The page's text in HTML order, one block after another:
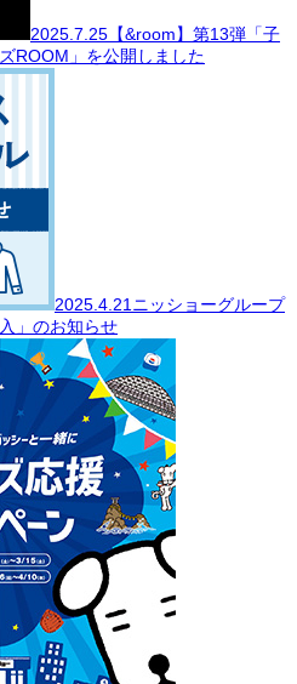
2025.7.25 【&room】第13弾「子
ROOM」を公開しました
2025.4.21 ニッショーグループ
」のお知らせ